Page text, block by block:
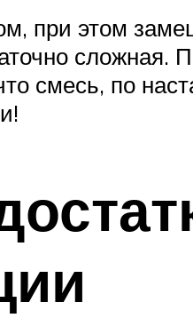
при этом
смесь, по